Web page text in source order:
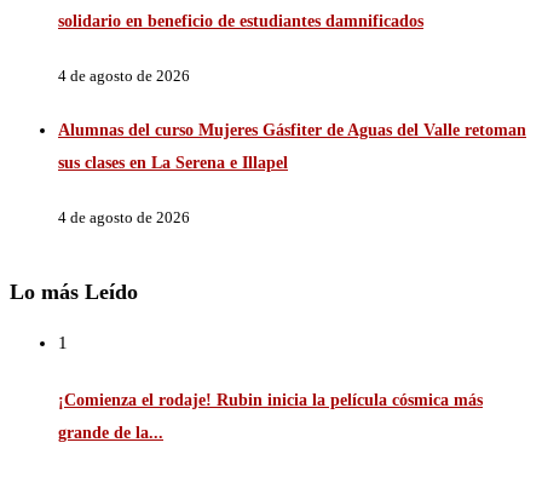
solidario en beneficio de estudiantes damnificados
4 de agosto de 2026
Alumnas del curso Mujeres Gásfiter de Aguas del Valle retoman
sus clases en La Serena e Illapel
4 de agosto de 2026
Lo más Leído
1
¡Comienza el rodaje! Rubin inicia la película cósmica más
grande de la...